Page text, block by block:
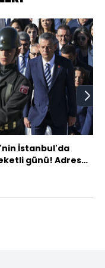
İstanbul'da
günü! Adres